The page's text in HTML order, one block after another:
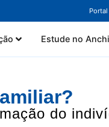
Estude no
do